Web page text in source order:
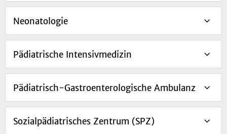
Neonatologie
Pädiatrische Intensivmedizin
Pädiatrisch-Gastroenterologische Ambulanz
Sozialpädiatrisches Zentrum (SPZ)